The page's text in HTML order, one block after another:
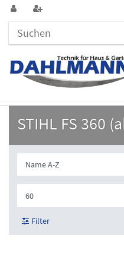
STIHL FS 360
Filter